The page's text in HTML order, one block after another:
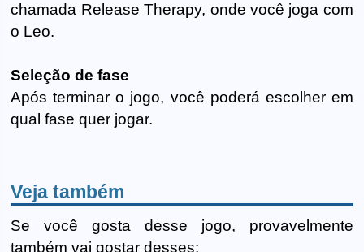
chamada Release Therapy, onde você joga com
o Leo.
Seleção de fase
Após terminar o jogo, você poderá escolher em
qual fase quer jogar.
Veja também
Se você gosta desse jogo, provavelmente
também vai gostar desses: